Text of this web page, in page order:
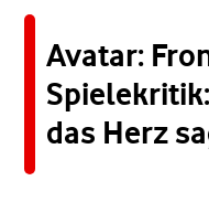
Avatar:
das Herz